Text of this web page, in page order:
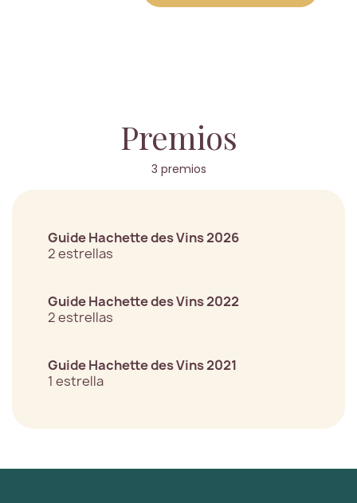
Premios
3 premios
Guide Hachette des Vins 2026
2 estrellas
Guide Hachette des Vins 2022
2 estrellas
Guide Hachette des Vins 2021
1 estrella